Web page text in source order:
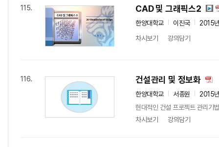
115. CAD 및 그래픽스2
한양대학교 이진국
2015
차시보기
강의담기
116. 건설관리 및 정보화
한양대학교 서종원
2015
현대적인 건설 프로젝트 관리기
차시보기
강의담기